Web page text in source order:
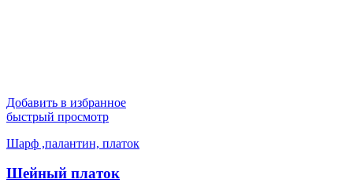
Добавить в избранное
быстрый просмотр
Шарф ,палантин, платок
Шейный платок